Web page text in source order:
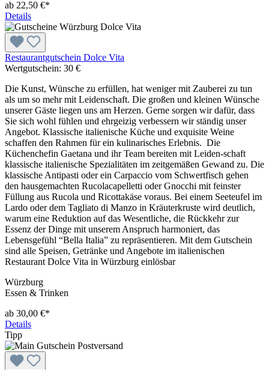
ab 22,50 €*
Details
Restaurantgutschein Dolce Vita
Wertgutschein: 30 €
Die Kunst, Wünsche zu erfüllen, hat weniger mit Zauberei zu tun
als um so mehr mit Leidenschaft. Die großen und kleinen Wünsche
unserer Gäste liegen uns am Herzen. Gerne sorgen wir dafür, dass
Sie sich wohl fühlen und ehrgeizig verbessern wir ständig unser
Angebot. Klassische italienische Küche und exquisite Weine
schaffen den Rahmen für ein kulinarisches Erlebnis. Die
Küchenchefin Gaetana und ihr Team bereiten mit Leiden-schaft
klassische italienische Spezialitäten im zeitgemäßen Gewand zu. Die
klassische Antipasti oder ein Carpaccio vom Schwertfisch gehen
den hausgemachten Rucolacapelletti oder Gnocchi mit feinster
Füllung aus Rucola und Ricottakäse voraus. Bei einem Seeteufel im
Lardo oder dem Tagliato di Manzo in Kräuterkruste wird deutlich,
warum eine Reduktion auf das Wesentliche, die Rückkehr zur
Essenz der Dinge mit unserem Anspruch harmoniert, das
Lebensgefühl “Bella Italia” zu repräsentieren. Mit dem Gutschein
sind alle Speisen, Getränke und Angebote im italienischen
Restaurant Dolce Vita in Würzburg einlösbar
Würzburg
Essen & Trinken
ab 30,00 €*
Details
Tipp